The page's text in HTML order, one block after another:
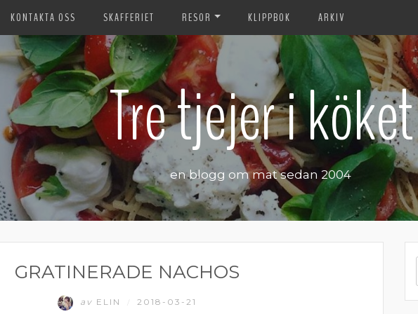
KONTAKTA OSS SKAFFERIET RESOR KLIPPBOK ARKIV
Tre tjejer i köket
en blogg om mat sedan 2004
GRATINERADE NACHOS
av ELIN 2018-03-21